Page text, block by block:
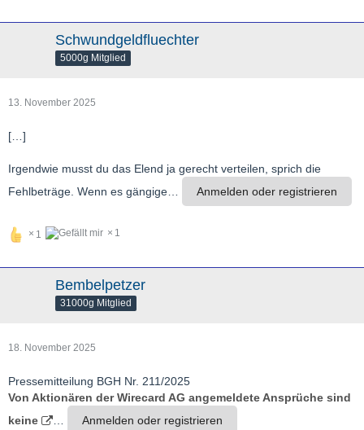
Schwundgeldfluechter
5000g Mitglied
13. November 2025
[…]
Irgendwie musst du das Elend ja gerecht verteilen, sprich die
Fehlbeträge. Wenn es gängige…
Anmelden oder registrieren
1 1
Bembelpetzer
31000g Mitglied
18. November 2025
Pressemitteilung BGH Nr. 211/2025
Von Aktionären der Wirecard AG angemeldete Ansprüche sind
keine
Anmelden oder registrieren